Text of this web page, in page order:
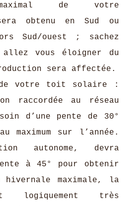
maximal de votre
obtenu en Sud ou
Sud/ouest ; sachez
allez vous éloigner du
sera affectée.
de votre toit solaire :
raccordée au réseau
d’une pente de 30°
maximum sur l’année.
autonome, devra
à 45° pour obtenir
hivernale maximale, la
logiquement très